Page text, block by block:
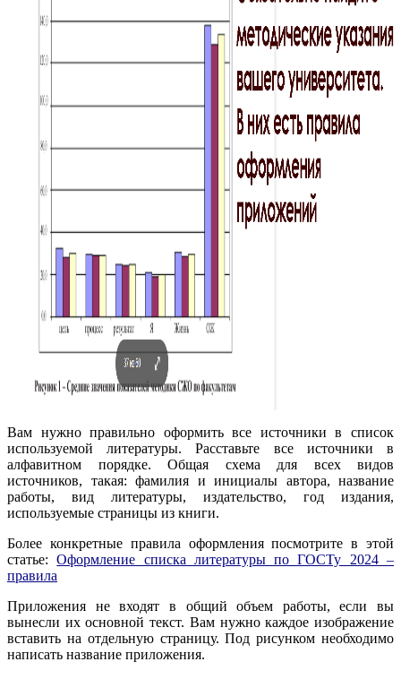
Вам нужно правильно оформить все источники в список
используемой литературы. Расставьте все источники в
алфавитном порядке. Общая схема для всех видов
источников, такая: фамилия и инициалы автора, название
работы, вид литературы, издательство, год издания,
используемые страницы из книги.
Более конкретные правила оформления посмотрите в этой
статье:Оформление списка литературы по ГОСТу 2024 –
правила
Приложения не входят в общий объем работы, если вы
вынесли их основной текст. Вам нужно каждое изображение
вставить на отдельную страницу. Под рисунком необходимо
написать название приложения.